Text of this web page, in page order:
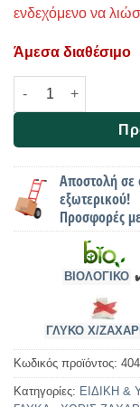
ενδεχόμενο να
Άμεσα διαθέσιμο
Μαύρη Σοκολάτα
Αποστολή σε
εξωτερικού!
Προσφορές
ΒΙΟΛΟΓΙΚΟ
ΓΛΥΚΟ Χ/
Κωδικός προϊόντος:
Κατηγορίες: ΕΙΔΙΚΗ &